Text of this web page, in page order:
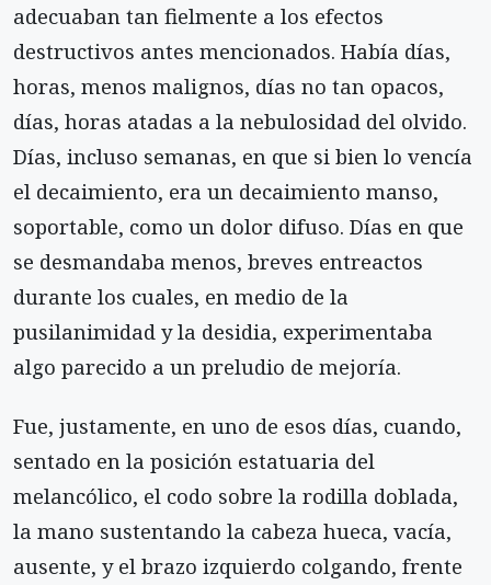
adecuaban tan fielmente a los efectos
destructivos antes mencionados. Había días,
horas, menos malignos, días no tan opacos,
días, horas atadas a la nebulosidad del olvido.
Días, incluso semanas, en que si bien lo vencía
el decaimiento, era un decaimiento manso,
soportable, como un dolor difuso. Días en que
se desmandaba menos, breves entreactos
durante los cuales, en medio de la
pusilanimidad y la desidia, experimentaba
algo parecido a un preludio de mejoría.
Fue, justamente, en uno de esos días, cuando,
sentado en la posición estatuaria del
melancólico, el codo sobre la rodilla doblada,
la mano sustentando la cabeza hueca, vacía,
ausente, y el brazo izquierdo colgando, frente